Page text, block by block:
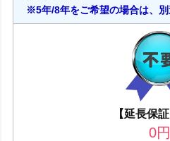
※5年/8年をご希望の場合は、別
【延長保
0円